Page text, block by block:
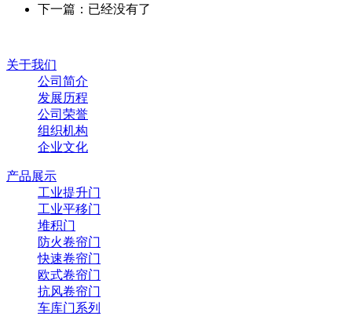
下一篇：已经没有了
关于我们
公司简介
发展历程
公司荣誉
组织机构
企业文化
产品展示
工业提升门
工业平移门
堆积门
防火卷帘门
快速卷帘门
欧式卷帘门
抗风卷帘门
车库门系列